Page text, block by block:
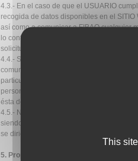
4.3.- En el caso de que el USUARIO
recogida de datos disponibles en el
así como a comunicar a FIBAO cualquier
lo contrario, los datos solicitados en
solicitud.
4.4.- Si un USUARIO facilitara datos
comunicación, cuantas obligaciones
particular los deberes de licitud del
personales en relación a la comunicación
ésta de cualquier responsabilidad.
4.5.- No se permite que los menores de
siendo necesaria la previa autorización
se dirige a menores de edad.
5. Propiedad intelectual e industrial
This